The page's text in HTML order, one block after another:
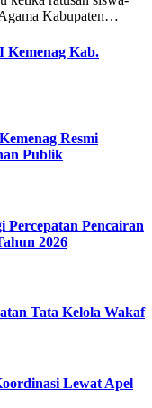
Kabupaten…
Kemenag Kab.
Resmi
Publik
Percepatan Pencairan
2026
Tata Kelola Wakaf
Lewat Apel